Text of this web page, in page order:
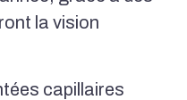
la vision
capillaires